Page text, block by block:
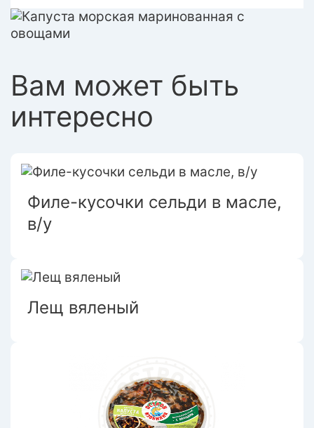
Вам может быть
интересно
Филе-кусочки сельди в масле,
в/у
Лещ вяленый